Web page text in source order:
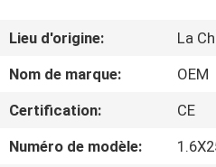
AU
SUJET
DE
Lieu d'origine:
La
Nom de marque:
OEM
Certification:
CE
Numéro de modèle: